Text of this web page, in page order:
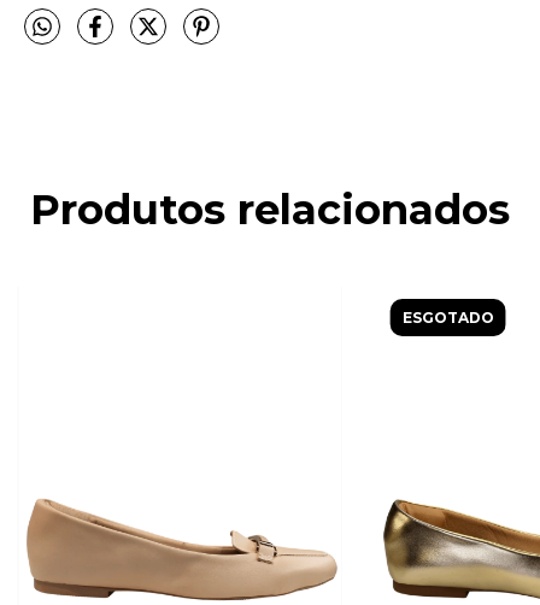
Produtos relacionados
ESGOTADO